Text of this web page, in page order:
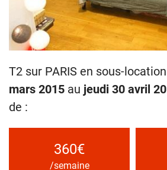
T2 sur PARIS en sous-
mars 2015 au jeudi 30 avril
de :
360€
/semaine